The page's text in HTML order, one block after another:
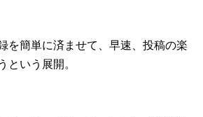
を簡単に済ませて、早速、投稿の楽
という展開。